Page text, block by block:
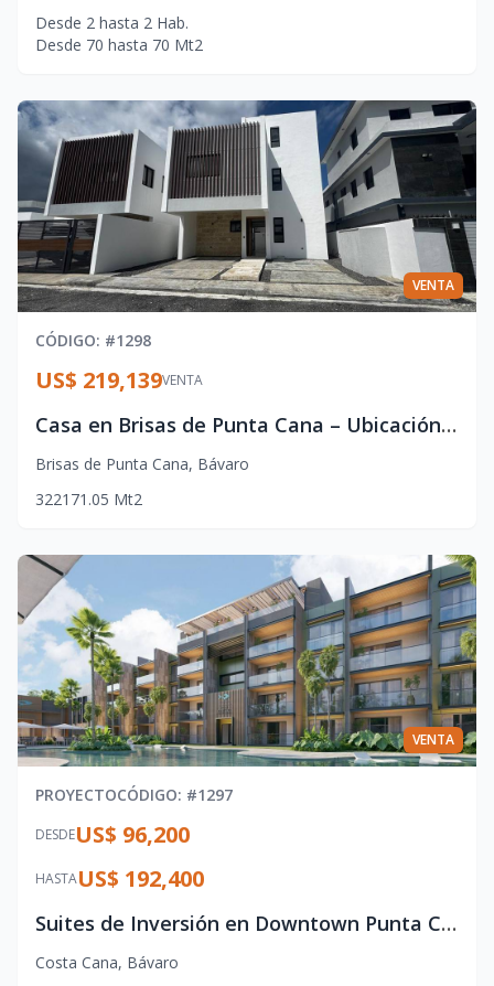
Desde 2 hasta 2 Hab.
Desde 70 hasta 70 Mt2
VENTA
CÓDIGO: #1298
VENTA
US$ 219,139
Casa en Brisas de Punta Cana – Ubicación Estratégica y Confort
Brisas de Punta Cana, Bávaro
322171.05 Mt2
VENTA
PROYECTOCÓDIGO: #1297
DESDEUS$ 96,200
HASTAUS$ 192,400
Suites de Inversión en Downtown Punta Cana – Rentabilidad y Lujo
Costa Cana, Bávaro